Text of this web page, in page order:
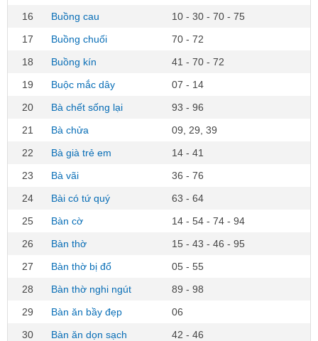
16
Buồng cau
10 - 30 - 70 - 75
17
Buồng chuối
70 - 72
18
Buồng kín
41 - 70 - 72
19
Buộc mắc dây
07 - 14
20
Bà chết sống lại
93 - 96
21
Bà chửa
09, 29, 39
22
Bà già trẻ em
14 - 41
23
Bà vãi
36 - 76
24
Bài có tứ quý
63 - 64
25
Bàn cờ
14 - 54 - 74 - 94
26
Bàn thờ
15 - 43 - 46 - 95
27
Bàn thờ bị đổ
05 - 55
28
Bàn thờ nghi ngút
89 - 98
29
Bàn ăn bầy đẹp
06
30
Bàn ăn dọn sạch
42 - 46